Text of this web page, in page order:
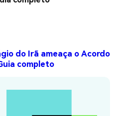
do Irã ameaça o Acordo
completo